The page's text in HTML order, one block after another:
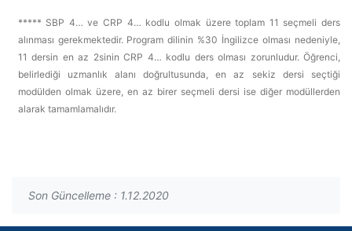
***** SBP 4… ve CRP 4… kodlu olmak üzere toplam 11 seçmeli ders
alınması gerekmektedir. Program dilinin %30 İngilizce olması nedeniyle,
11 dersin en az 2sinin CRP 4… kodlu ders olması zorunludur. Öğrenci,
belirlediği uzmanlık alanı doğrultusunda, en az sekiz dersi seçtiği
modülden olmak üzere, en az birer seçmeli dersi ise diğer modüllerden
alarak tamamlamalıdır.
Son Güncelleme : 1.12.2020